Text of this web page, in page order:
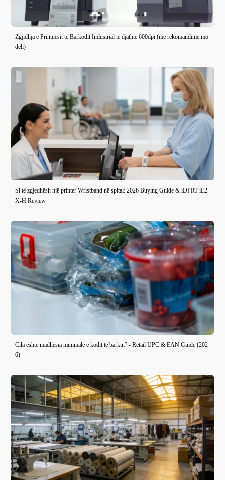
Zgjidhja e Printuesit të Barkodit Industrial të djathtë 600dpi (me rekomandime mo
deli)
Si të zgjedhësh një printer Wristband në spital: 2026 Buying Guide & iDPRT iE2
X-H Review
Cila është madhësia minimale e kodit të barkut? - Retail UPC & EAN Guide (202
6)